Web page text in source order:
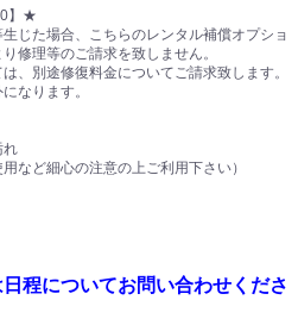
】★
じた場合、こちらのレンタル補償オプショ
修理等のご請求を致しません。
、別途修復料金についてご請求致します。
なります。
ど細心の注意の上ご利用下さい）
程についてお問い合わせくださ